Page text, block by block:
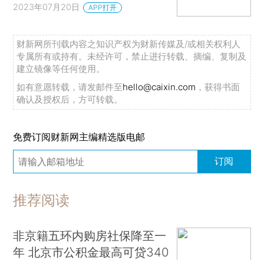
2023年07月20日 APP打开
财新网所刊载内容之知识产权为财新传媒及/或相关权利人
专属所有或持有。未经许可，禁止进行转载、摘编、复制及
建立镜像等任何使用。
如有意愿转载，请发邮件至hello@caixin.com ，获得书面
确认及授权后，方可转载。
免费订阅财新网主编精选版电邮
订阅
推荐阅读
非京籍五环内购房社保降至一
年 北京市公积金最高可贷340